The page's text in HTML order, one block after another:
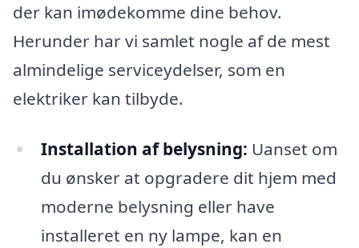
der kan imødekomme dine behov.
Herunder har vi samlet nogle af de mest
almindelige serviceydelser, som en
elektriker kan tilbyde.
Installation af belysning: Uanset om
du ønsker at opgradere dit hjem med
moderne belysning eller have
installeret en ny lampe, kan en